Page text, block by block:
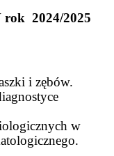
rok 2024/2025
i zębów.
w